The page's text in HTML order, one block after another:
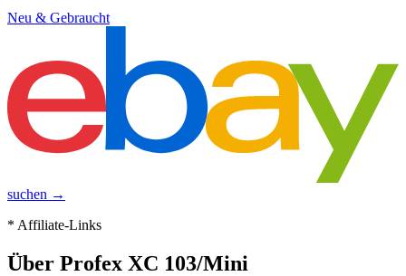
Neu & Gebraucht
suchen →
* Affiliate-Links
Über Profex XC 103/Mini